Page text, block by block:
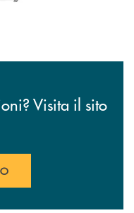
Visita il sito